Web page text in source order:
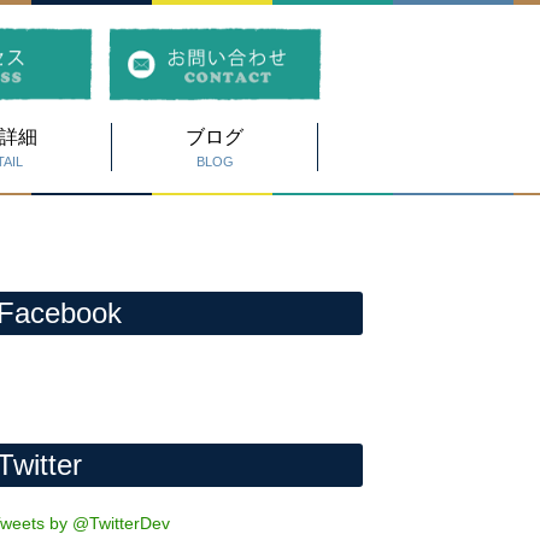
細 ブログ
BLOG
Facebook
by @TwitterDev